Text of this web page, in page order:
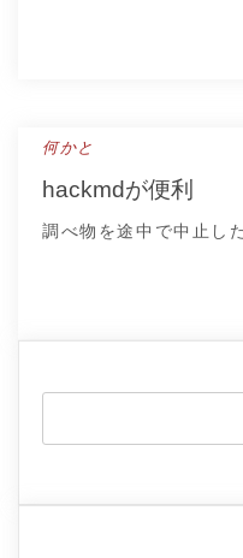
何かと
hackmdが便利
調べ物を途中で中止し